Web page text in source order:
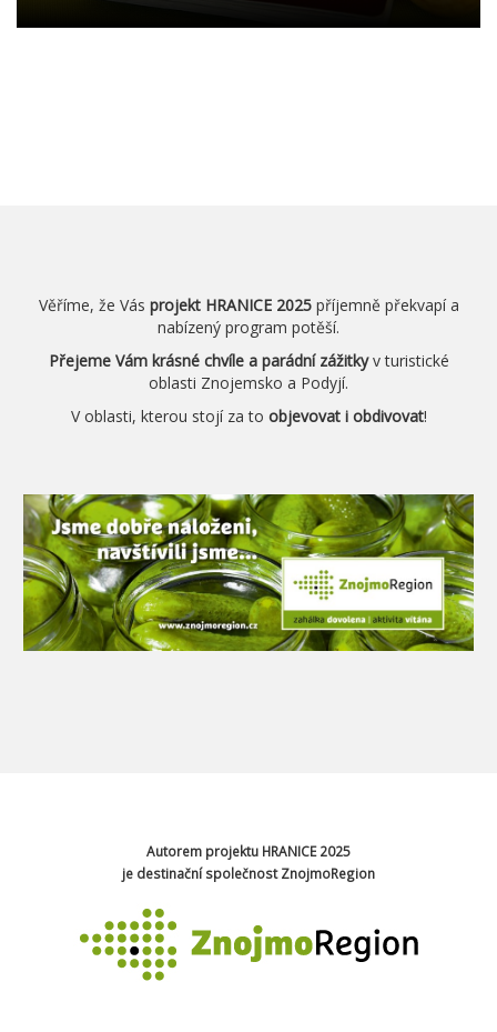
Věříme, že Vás projekt HRANICE 2025příjemně překvapí a
nabízený program potěší.
Přejeme Vám krásné chvíle a parádní zážitkyv turistické
oblasti Znojemsko a Podyjí.
V oblasti, kterou stojí za to objevovat i obdivovat!
Autorem projektu HRANICE 2025
je destinační společnost ZnojmoRegion